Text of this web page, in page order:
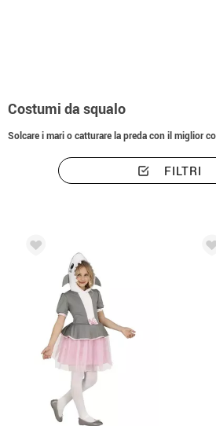
Costumi da squalo
Solcare i mari o catturare la preda con il miglior
FILTRI